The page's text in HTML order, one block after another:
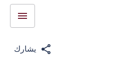
يشارك